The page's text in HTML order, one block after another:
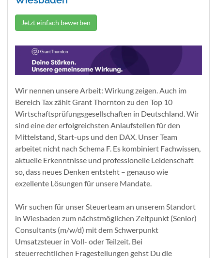
Jetzt einfach bewerben
Wir nennen unsere Arbeit: Wirkung zeigen. Auch im
Bereich Tax zählt Grant Thornton zu den Top 10
Wirtschaftsprüfungsgesellschaften in Deutschland. Wir
sind eine der erfolgreichsten Anlaufstellen für den
Mittelstand, Start-ups und den DAX. Unser Team
arbeitet nicht nach Schema F. Es kombiniert Fachwissen,
aktuelle Erkenntnisse und professionelle Leidenschaft
so, dass neues Denken entsteht – genauso wie
exzellente Lösungen für unsere Mandate.
Wir suchen für unser Steuerteam an unserem Standort
in Wiesbaden zum nächstmöglichen Zeitpunkt (Senior)
Consultants (m/w/d) mit dem Schwerpunkt
Umsatzsteuer in Voll- oder Teilzeit. Bei
steuerrechtlichen Fragestellungen gehst Du die